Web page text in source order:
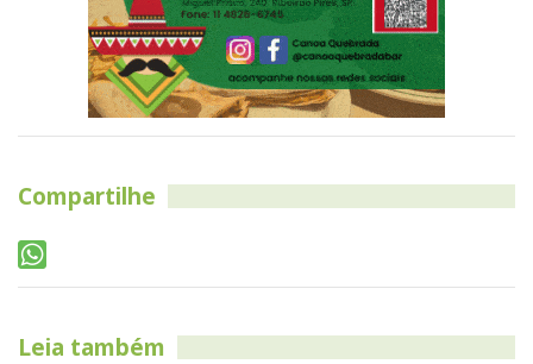
Compartilhe
Leia também